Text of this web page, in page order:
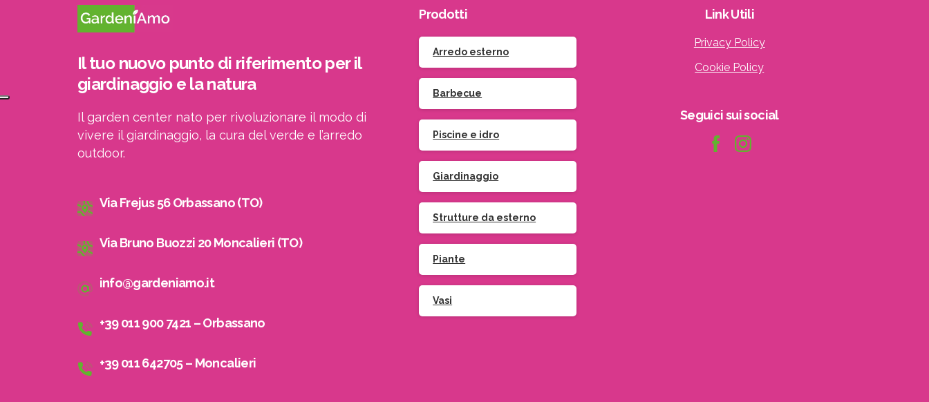
Il tuo nuovo punto di riferimento per il
giardinaggio e la natura
Il garden center nato per rivoluzionare il modo di
vivere il giardinaggio, la cura del verde e l’arredo
outdoor.
Via Frejus 56 Orbassano (TO)
Via Bruno Buozzi 20 Moncalieri (TO)
info@gardeniamo.it
+39 011 900 7421 – Orbassano
+39 011 642705 – Moncalieri
Prodotti
Arredo esterno
Barbecue
Piscine e idro
Giardinaggio
Strutture da esterno
Piante
Vasi
LinkUtili
Privacy Policy
Cookie Policy
Seguicisuisocial